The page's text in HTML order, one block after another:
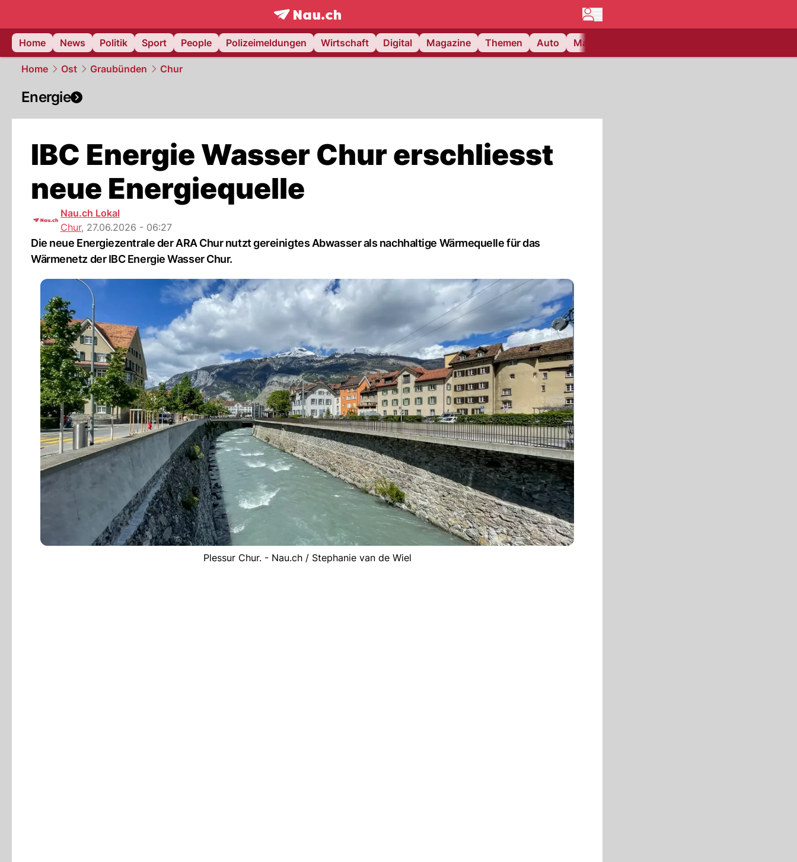
frontpage.NAU.ch
Home
News Politik Sport People Polizeimeldungen Wirtschaft Digital Magazine Themen Auto Matchcenter
Home Ost Graubünden Chur
Energie
IBC Energie Wasser Chur erschliesst
neue Energiequelle
Nau.ch Lokal
Chur, 27.06.2026 - 06:27
Die neue Energiezentrale der ARA Chur nutzt gereinigtes Abwasser als nachhaltige Wärmequelle für das
Wärmenetz der IBC Energie Wasser Chur.
Plessur Chur. - Nau.ch / Stephanie van de Wiel